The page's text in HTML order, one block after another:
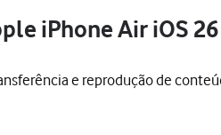
iPhone Air iOS 26
e reprodução de